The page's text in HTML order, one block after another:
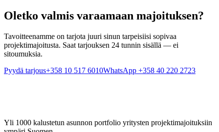
Oletko valmis varaamaan majoituksen?
Tavoitteenamme on tarjota juuri sinun tarpeisiisi sopivaa
projektimajoitusta. Saat tarjouksen 24 tunnin sisällä — ei
sitoumuksia.
Pyydä tarjous+358 10 517 6010WhatsApp +358 40 220 2723
Yli 1000 kalustetun asunnon portfolio yritysten projektimajoituksiin